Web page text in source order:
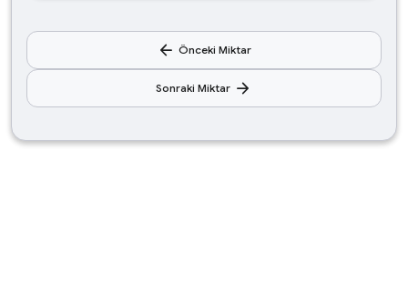
arrow_back Önceki Miktar
Sonraki Miktar arrow_forward